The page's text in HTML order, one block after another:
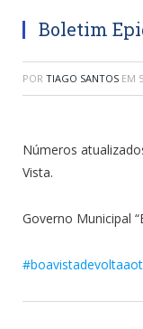
Boletim
POR TIAGO SANTOS EM
Números
Vista.
Governo Municipal